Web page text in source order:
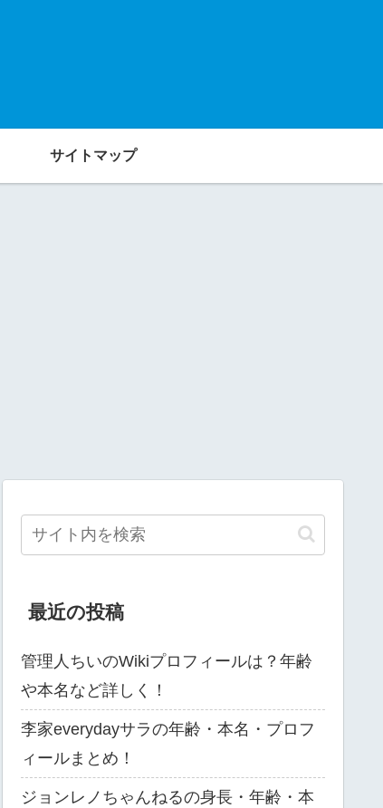
サイトマップ
最近の投稿
管理人ちいのWikiプロフィールは？年齢
や本名など詳しく！
李家everydayサラの年齢・本名・プロフ
ィールまとめ！
ジョンレノちゃんねるの身長・年齢・本